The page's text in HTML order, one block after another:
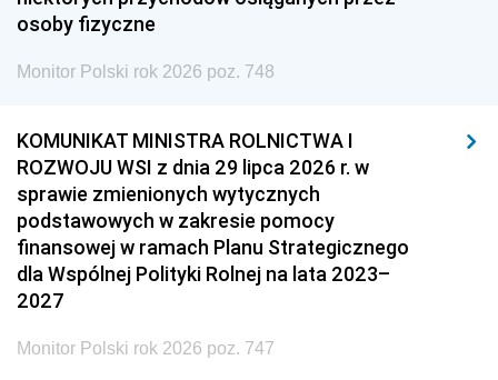
osoby fizyczne
Monitor Polski rok 2026 poz. 748
KOMUNIKAT MINISTRA ROLNICTWA I
ROZWOJU WSI z dnia 29 lipca 2026 r. w
sprawie zmienionych wytycznych
podstawowych w zakresie pomocy
finansowej w ramach Planu Strategicznego
dla Wspólnej Polityki Rolnej na lata 2023–
2027
Monitor Polski rok 2026 poz. 747